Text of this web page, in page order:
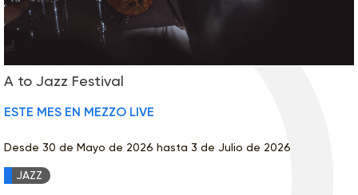
A to Jazz Festival
ESTE MES EN MEZZO LIVE
Desde 30 de Mayo de 2026 hasta 3 de Julio de 2026
JAZZ